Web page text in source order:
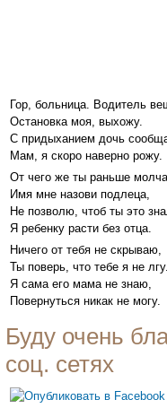
Гор, больница. Водитель
Остановка моя, выхожу.
С придыханием дочь
Мам, я скоро наверно рожу.
От чего же ты раньше
Имя мне назови подлеца,
Не позволю, чтоб ты это
Я ребенку расти без отца.
Ничего от тебя не скрываю,
Ты поверь, что тебе я не лгу.
Я сама его мама не знаю,
Повернуться никак не могу.
Буду очень
соц. сетях